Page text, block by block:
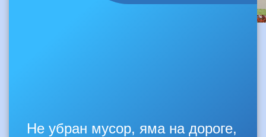
Не убран мусор, яма на дороге,